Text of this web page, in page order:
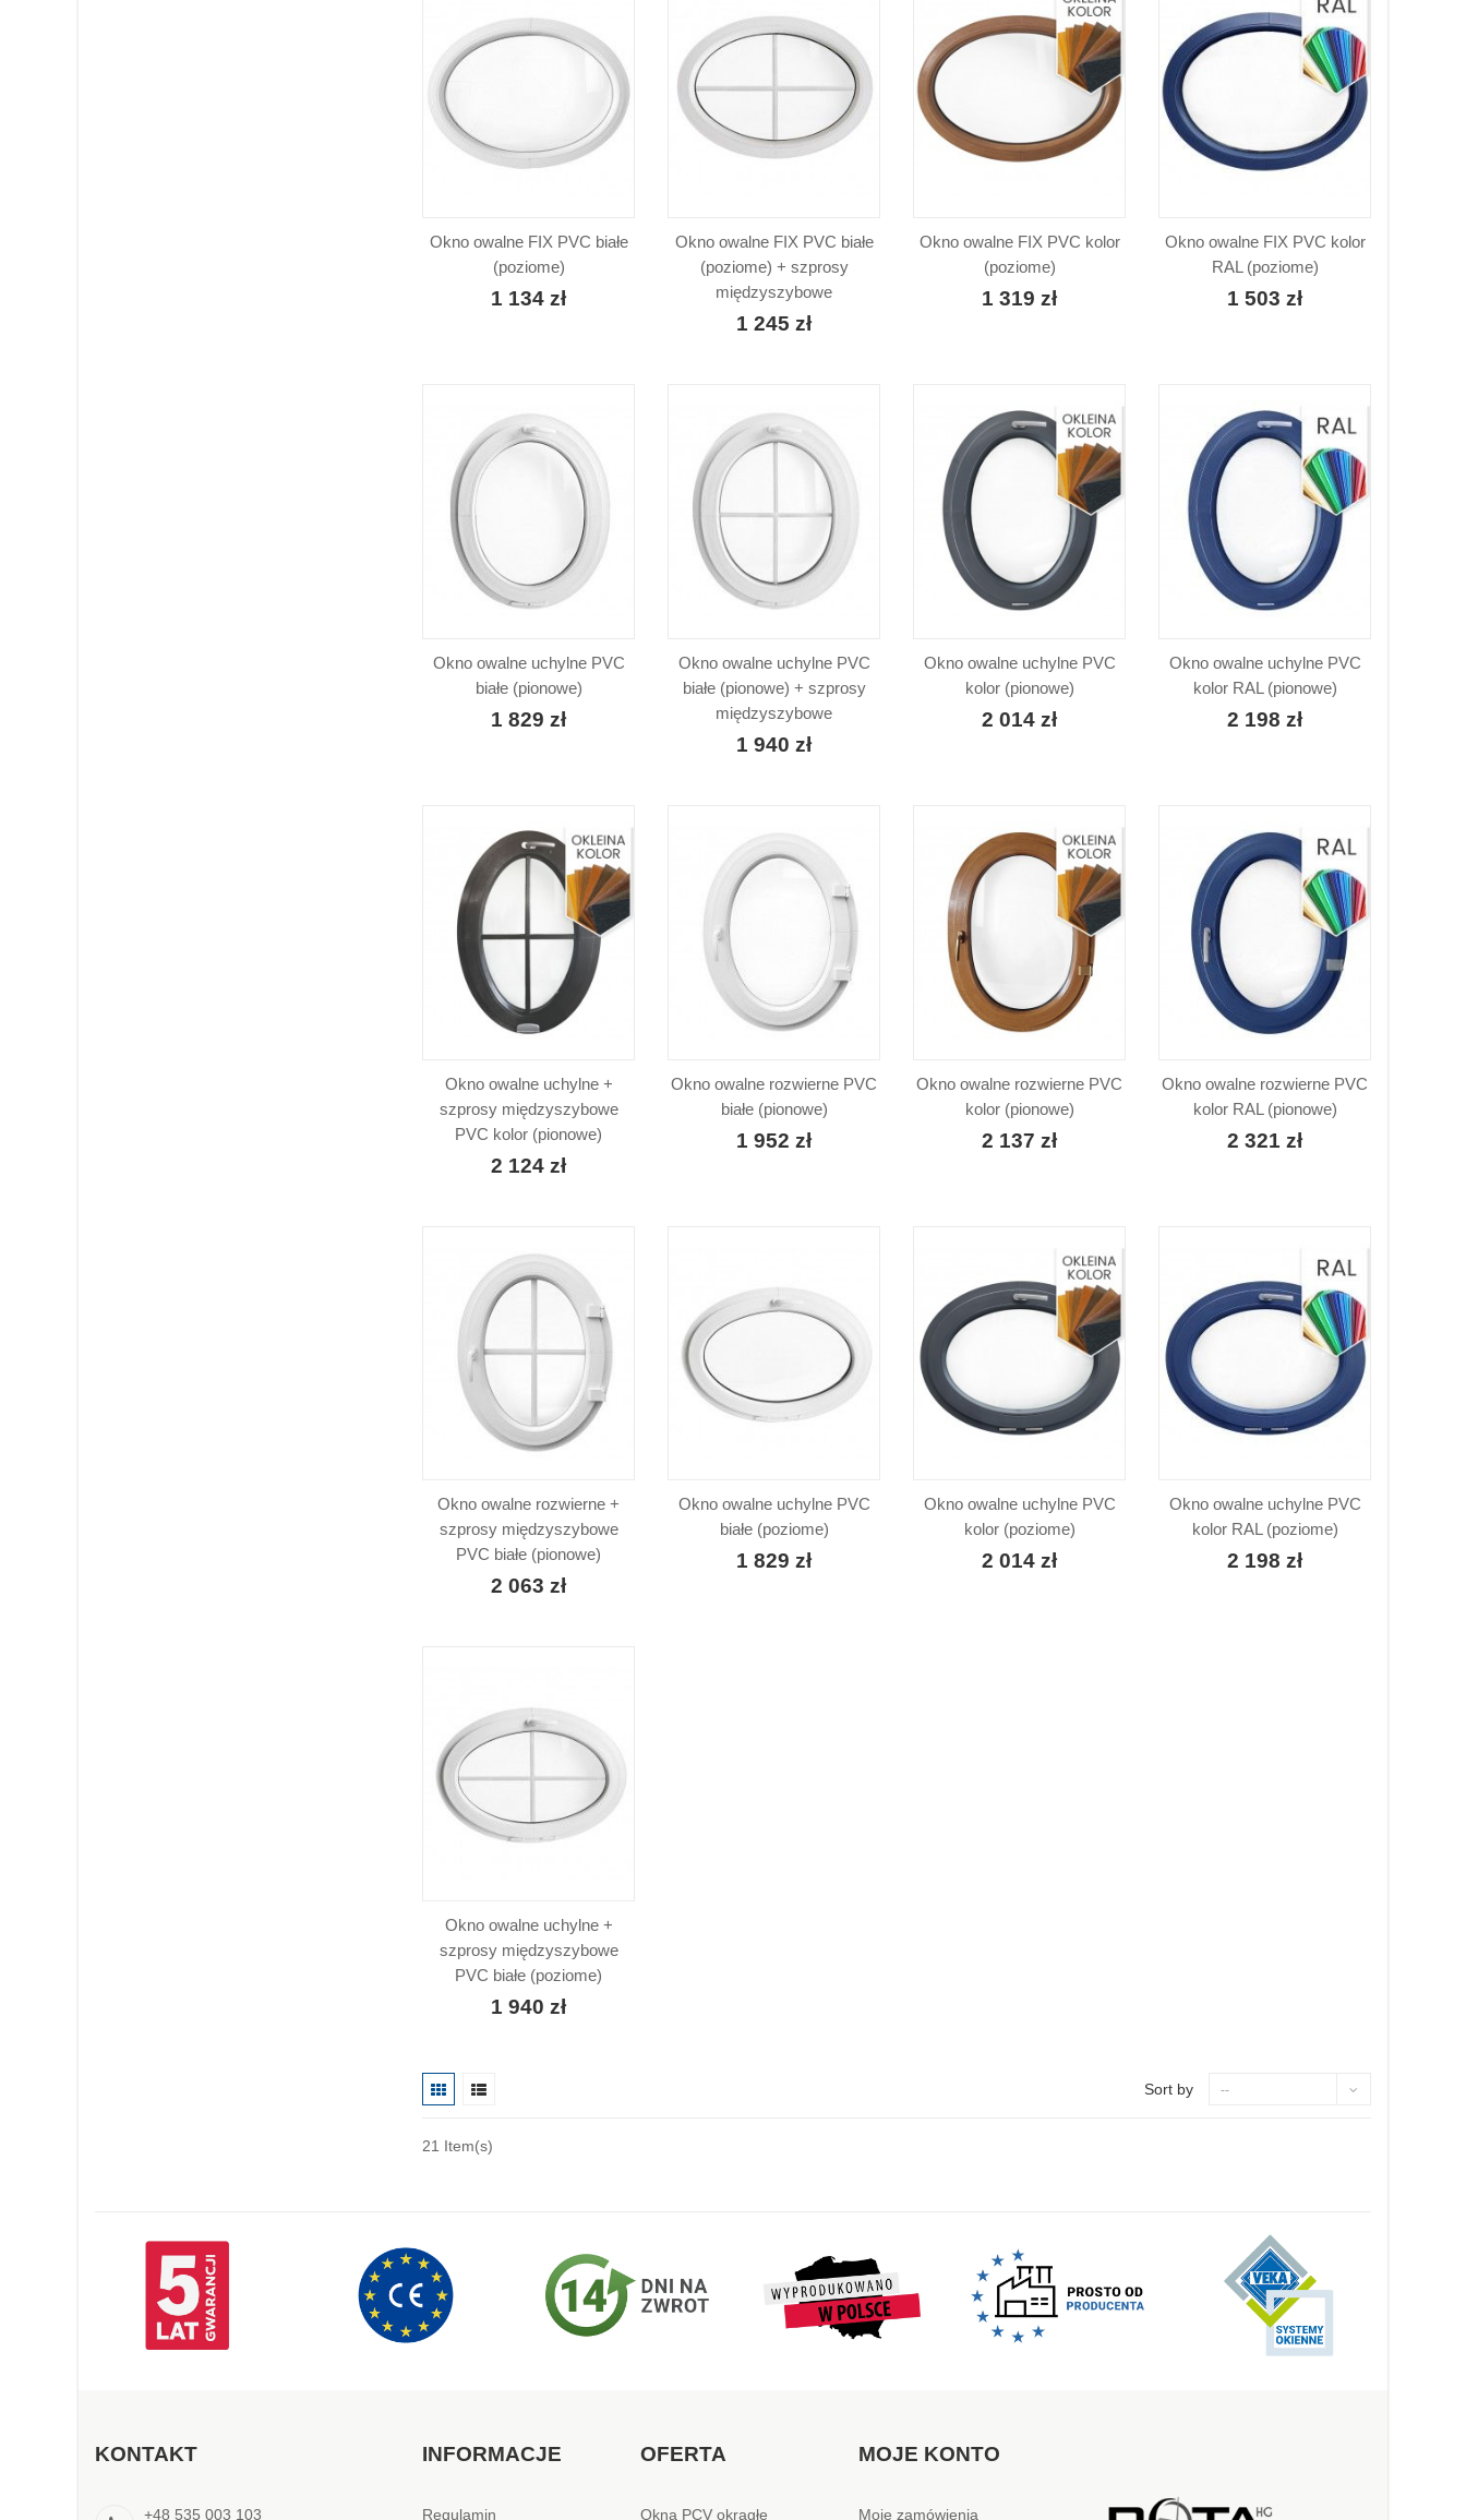
Okno owalne FIX PVC białe
(poziome)
1 134 zł
Okno owalne FIX PVC białe
(poziome) + szprosy
międzyszybowe
1 245 zł
Okno owalne FIX PVC kolor
(poziome)
1 319 zł
Okno owalne FIX PVC kolor
RAL (poziome)
1 503 zł
Okno owalne uchylne PVC
białe (pionowe)
1 829 zł
Okno owalne uchylne PVC
białe (pionowe) + szprosy
międzyszybowe
1 940 zł
Okno owalne uchylne PVC
kolor (pionowe)
2 014 zł
Okno owalne uchylne PVC
kolor RAL (pionowe)
2 198 zł
Okno owalne uchylne +
szprosy międzyszybowe
PVC kolor (pionowe)
2 124 zł
Okno owalne rozwierne PVC
białe (pionowe)
1 952 zł
Okno owalne rozwierne PVC
kolor (pionowe)
2 137 zł
Okno owalne rozwierne PVC
kolor RAL (pionowe)
2 321 zł
Okno owalne rozwierne +
szprosy międzyszybowe
PVC białe (pionowe)
2 063 zł
Okno owalne uchylne PVC
białe (poziome)
1 829 zł
Okno owalne uchylne PVC
kolor (poziome)
2 014 zł
Okno owalne uchylne PVC
kolor RAL (poziome)
2 198 zł
Okno owalne uchylne +
szprosy międzyszybowe
PVC białe (poziome)
1 940 zł
Sort by --
21 Item(s)
KONTAKT
+48 535 003 103
INFORMACJE
Regulamin
OFERTA
Okna PCV okrągłe
MOJE KONTO
Moje zamówienia